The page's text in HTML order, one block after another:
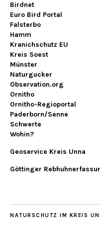
Birdnet
Euro Bird Portal
Falsterbo
Hamm
Kranichschutz EU
Kreis Soest
Münster
Naturgucker
Observation.org
Ornitho
Ornitho-Regioportal
Paderborn/Senne
Schwerte
Wohin?
Geoservice Kreis Unna
Göttinger
NATURSCHUTZ IM KREIS